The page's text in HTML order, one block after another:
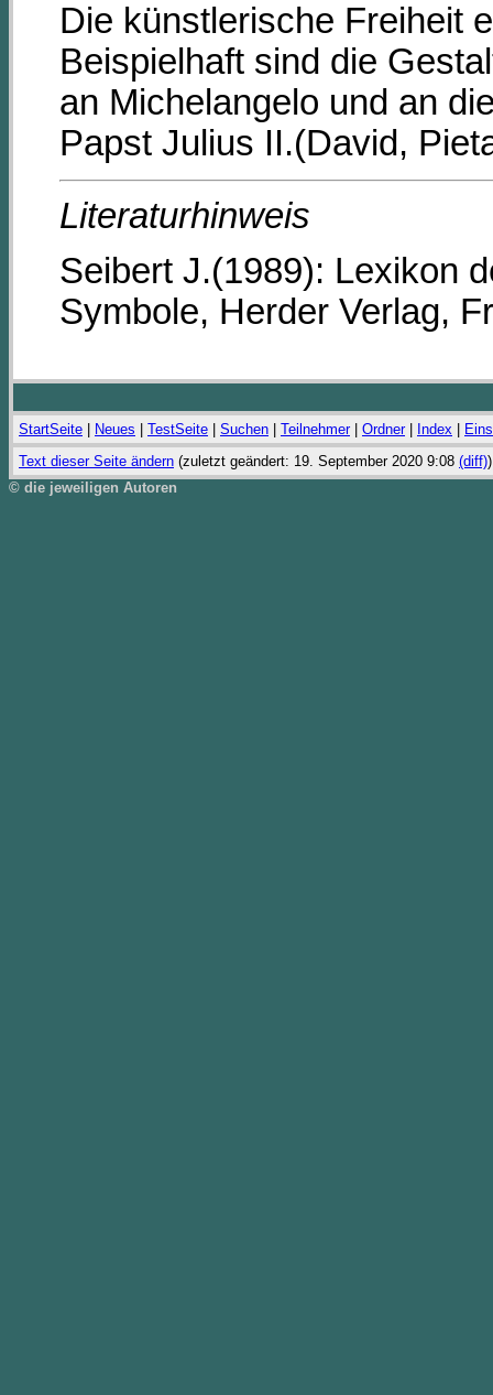
Die künstlerische Freiheit
Beispielhaft sind die
an Michelangelo und an
Papst Julius II.(David,
Literaturhinweis
Seibert J.(1989): Lexikon
Symbole, Herder Verlag,
StartSeite Neues TestSeite Suchen Teilnehmer| Ordner| Index
Text dieser Seite ändern (zuletzt geändert: 19. September 2020 9:08 (diff))
© die jeweiligen Autoren